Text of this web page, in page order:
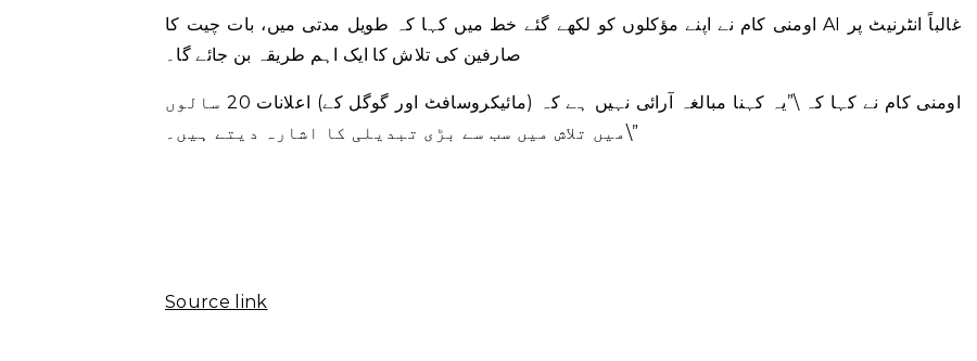
اومنی کام نے اپنے مؤکلوں کو لکھے گئے خط میں کہا کہ طویل مدتی میں، بات چیت کا AI غالباً انٹرنیٹ پر
صارفین کی تلاش کا ایک اہم طریقہ بن جائے گا۔
اومنی کام نے کہا کہ \”یہ کہنا مبالغہ آرائی نہیں ہے کہ (مائیکروسافٹ اور گوگل کے) اعلانات 20 سالوں
میں تلاش میں سب سے بڑی تبدیلی کا اشارہ دیتے ہیں۔\”
Source link